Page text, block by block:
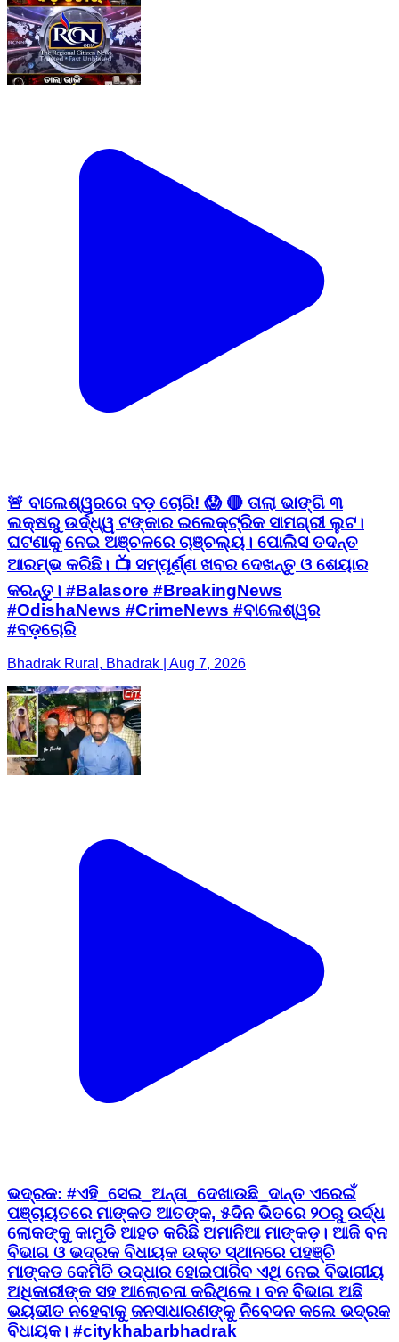
🚨 ବାଲେଶ୍ୱରରେ ବଡ଼ ଚୋରି! 😱 🔴 ତାଲା ଭାଙ୍ଗି ୩
ଲକ୍ଷରୁ ଉର୍ଦ୍ଧ୍ୱ ଟଙ୍କାର ଇଲେକ୍ଟ୍ରିକ ସାମଗ୍ରୀ ଲୁଟ।
ଘଟଣାକୁ ନେଇ ଅଞ୍ଚଳରେ ଚାଞ୍ଚଲ୍ୟ। ପୋଲିସ ତଦନ୍ତ
ଆରମ୍ଭ କରିଛି। 📺 ସମ୍ପୂର୍ଣ୍ଣ ଖବର ଦେଖନ୍ତୁ ଓ ଶେୟାର
କରନ୍ତୁ। #Balasore #BreakingNews
#OdishaNews #CrimeNews #ବାଲେଶ୍ୱର
#ବଡ଼ଚୋରି
Bhadrak Rural, Bhadrak | Aug 7, 2026
ଭଦ୍ରକ: #ଏହି_ସେଇ_ଅନ୍ତା_ଦେଖାଉଛି_ଦାନ୍ତ ଏରେଇଁ
ପଞ୍ଚାୟତରେ ମାଙ୍କଡ ଆତଙ୍କ, ୫ଦିନ ଭିତରେ ୨୦ରୁ ଉର୍ଦ୍ଧ
ଲୋକଙ୍କୁ କାମୁଡି ଆହତ କରିଛି ଅମାନିଆ ମାଙ୍କଡ଼। ଆଜି ବନ
ବିଭାଗ ଓ ଭଦ୍ରକ ବିଧାୟକ ଉକ୍ତ ସ୍ଥାନରେ ପହଞ୍ଚି
ମାଙ୍କଡ କେମିତି ଉଦ୍ଧାର ହୋଇପାରିବ ଏଥି ନେଇ ବିଭାଗୀୟ
ଅଧିକାରୀଙ୍କ ସହ ଆଲୋଚନା କରିଥିଲେ। ବନ ବିଭାଗ ଅଛି
ଭୟଭୀତ ନହେବାକୁ ଜନସାଧାରଣଙ୍କୁ ନିବେଦନ କଲେ ଭଦ୍ରକ
ବିଧାୟକ। #citykhabarbhadrak